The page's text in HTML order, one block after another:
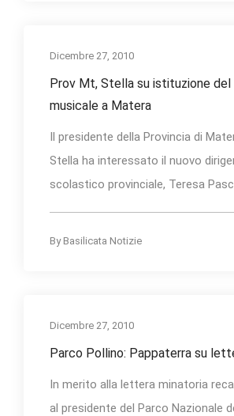
Dicembre 27, 2010
Prov Mt, Stella su istituzione del
musicale a Matera
Il presidente della Provincia di
Stella ha interessato il nuovo
scolastico provinciale, Teresa
By Basilicata Notizie
Dicembre 27, 2010
Parco Pollino: Pappaterra su
In merito alla lettera minatoria
al presidente del Parco Nazionale